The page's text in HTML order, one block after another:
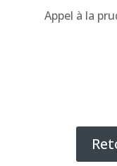
Appel à la